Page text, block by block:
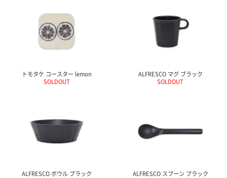
トモタケ コースター lemon
SOLDOUT
ALFRESCO マグ ブラック
SOLDOUT
ALFRESCO ボウル ブラック
ALFRESCO スプーン ブラック